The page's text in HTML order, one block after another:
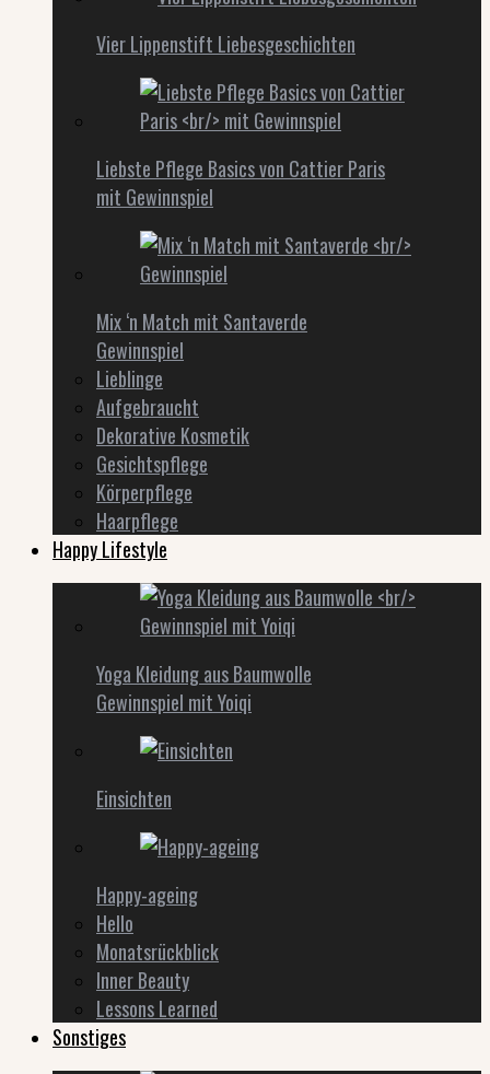
Vier Lippenstift Liebesgeschichten
Liebste Pflege Basics von Cattier Paris
mit Gewinnspiel
Mix ‘n Match mit Santaverde
Gewinnspiel
Lieblinge
Aufgebraucht
Dekorative Kosmetik
Gesichtspflege
Körperpflege
Haarpflege
Happy Lifestyle
Yoga Kleidung aus Baumwolle
Gewinnspiel mit Yoiqi
Einsichten
Happy-ageing
Hello
Monatsrückblick
Inner Beauty
Lessons Learned
Sonstiges